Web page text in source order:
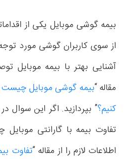
بیمه گوشی موبایل یکی از
از سوی کاربران گوشی مورد
آشنایی بهتر با بیمه موبایل
مقاله “بیمه گوشی موبایل چیست
کنیم؟” بپردازید. اگر این سوال
تفاوت بیمه با گارانتی
اطلاعات لازم را از مقاله “تفاوت